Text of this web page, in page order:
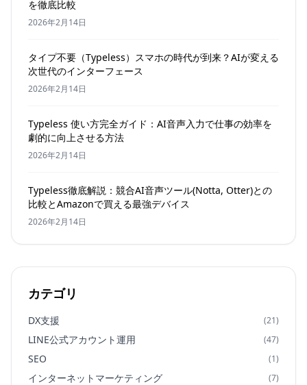
を徹底比較
2026年2月14日
タイプ不要（Typeless）スマホの時代が到来？AIが変える
次世代のインターフェース
2026年2月14日
Typeless 使い方完全ガイド：AI音声入力で仕事の効率を
劇的に向上させる方法
2026年2月14日
Typeless徹底解説：競合AI音声ツール(Notta, Otter)との
比較とAmazonで買える最強デバイス
2026年2月14日
カテゴリ
DX支援 (21)
LINE公式アカウント運用 (47)
SEO (1)
インターネットマーケティング (7)